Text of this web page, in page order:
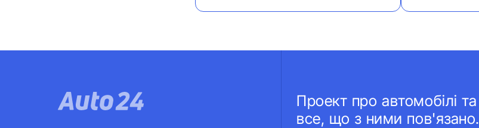
Проект про автомобілі та
все, що з ними пов'язано.